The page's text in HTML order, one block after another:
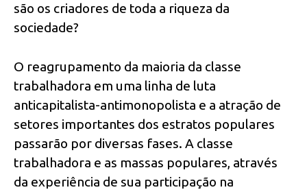
são os criadores de toda a riqueza da
sociedade?
O reagrupamento da maioria da classe
trabalhadora em uma linha de luta
anticapitalista-antimonopolista e a atração de
setores importantes dos estratos populares
passarão por diversas fases. A classe
trabalhadora e as massas populares, através
da experiência de sua participação na